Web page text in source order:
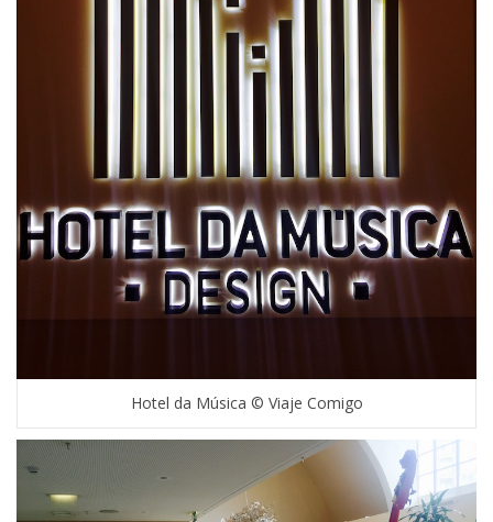
Hotel da Música © Viaje Comigo